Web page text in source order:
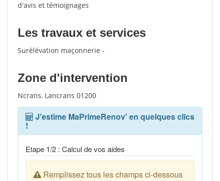
d'avis et témoignages
Les travaux et services
Surélévation maçonnerie -
Zone d'intervention
Ncrans, Lancrans 01200